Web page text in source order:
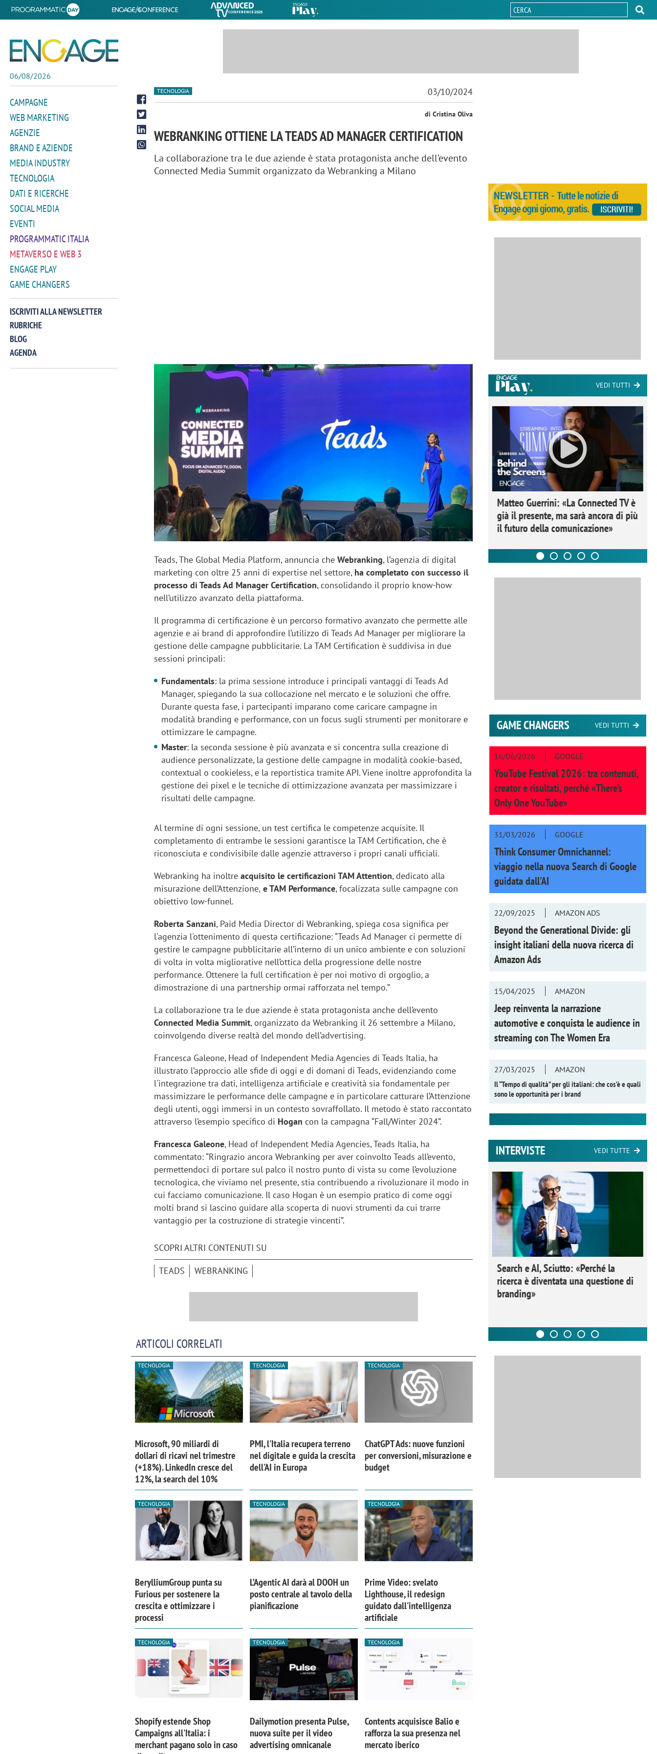
06/08/2026
CAMPAGNE
WEB MARKETING
AGENZIE
BRAND E AZIENDE
MEDIA INDUSTRY
TECNOLOGIA
DATI E RICERCHE
SOCIAL MEDIA
EVENTI
PROGRAMMATIC ITALIA
METAVERSO E WEB 3
ENGAGE PLAY
GAME CHANGERS
ISCRIVITI ALLA NEWSLETTER
RUBRICHE
BLOG
AGENDA
TECNOLOGIA 03/10/2024
di Cristina Oliva
WEBRANKING OTTIENE LA TEADS AD MANAGER CERTIFICATION
La collaborazione tra le due aziende è stata protagonista anche dell’evento
Connected Media Summit organizzato da Webranking a Milano
Teads, The Global Media Platform, annuncia cheWebranking, l’agenzia di digital
marketing con oltre 25 anni di expertise nel settore, ha completato con successo il
processo di Teads Ad Manager Certification, consolidando il proprio know-how
nell’utilizzo avanzato della piattaforma.
Il programma di certificazione è un percorso formativo avanzato che permette alle
agenzie e ai brand di approfondire l’utilizzo di Teads Ad Manager per migliorare la
gestione delle campagne pubblicitarie. La TAM Certification è suddivisa in due
sessioni principali:
Fundamentals: la prima sessione introduce i principali vantaggi di Teads Ad
Manager, spiegando la sua collocazione nel mercato e le soluzioni che offre.
Durante questa fase, i partecipanti imparano come caricare campagne in
modalità branding e performance, con un focus sugli strumenti per monitorare e
ottimizzare le campagne.
Master: la seconda sessione è più avanzata e si concentra sulla creazione di
audience personalizzate, la gestione delle campagne in modalità cookie-based,
contextual o cookieless, e la reportistica tramite API. Viene inoltre approfondita la
gestione dei pixel e le tecniche di ottimizzazione avanzata per massimizzare i
risultati delle campagne.
Al termine di ogni sessione, un test certifica le competenze acquisite. Il
completamento di entrambe le sessioni garantisce la TAM Certification, che è
riconosciuta e condivisibile dalle agenzie attraverso i propri canali ufficiali.
Webranking ha inoltreacquisito le certificazioni TAM Attention, dedicato alla
misurazione dell’Attenzione, e TAM Performance, focalizzata sulle campagne con
obiettivo low-funnel.
Roberta Sanzani, Paid Media Director di Webranking, spiega cosa significa per
l'agenzia l'ottenimento di questa certificazione: “Teads Ad Manager ci permette di
gestire le campagne pubblicitarie all’interno di un unico ambiente e con soluzioni
di volta in volta migliorative nell’ottica della progressione delle nostre
performance. Ottenere la full certification è per noi motivo di orgoglio, a
dimostrazione di una partnership ormai rafforzata nel tempo.”
La collaborazione tra le due aziende è stata protagonista anche dell’evento
Connected Media Summit, organizzato da Webranking il 26 settembre a Milano,
coinvolgendo diverse realtà del mondo dell’advertising.
Francesca Galeone, Head of Independent Media Agencies di Teads Italia, ha
illustrato l’approccio alle sfide di oggi e di domani di Teads, evidenziando come
l'integrazione tra dati, intelligenza artificiale e creatività sia fondamentale per
massimizzare le performance delle campagne e in particolare catturare l’Attenzione
degli utenti, oggi immersi in un contesto sovraffollato. Il metodo è stato raccontato
attraverso l’esempio specifico di Hogan con la campagna “Fall/Winter 2024”.
Francesca Galeone, Head of Independent Media Agencies, Teads Italia, ha
commentato: “Ringrazio ancora Webranking per aver coinvolto Teads all’evento,
permettendoci di portare sul palco il nostro punto di vista su come l’evoluzione
tecnologica, che viviamo nel presente, stia contribuendo a rivoluzionare il modo in
cui facciamo comunicazione. Il caso Hogan è un esempio pratico di come oggi
molti brand si lascino guidare alla scoperta di nuovi strumenti da cui trarre
vantaggio per la costruzione di strategie vincenti”.
SCOPRI ALTRI CONTENUTI SU
TEADS WEBRANKING
ARTICOLI CORRELATI
TECNOLOGIA
Microsoft, 90 miliardi di
dollari di ricavi nel trimestre
(+18%). LinkedIn cresce del
12%, la search del 10%
TECNOLOGIA
PMI, l'Italia recupera terreno
nel digitale e guida la crescita
dell'AI in Europa
TECNOLOGIA
ChatGPT Ads: nuove funzioni
per conversioni, misurazione e
budget
TECNOLOGIA
BerylliumGroup punta su
Furious per sostenere la
crescita e ottimizzare i
processi
TECNOLOGIA
L’Agentic AI darà al DOOH un
posto centrale al tavolo della
pianificazione
TECNOLOGIA
Prime Video: svelato
Lighthouse, il redesign
guidato dall'intelligenza
artificiale
TECNOLOGIA
Shopify estende Shop
Campaigns all'Italia: i
merchant pagano solo in caso
TECNOLOGIA
Dailymotion presenta Pulse,
nuova suite per il video
advertising omnicanale
TECNOLOGIA
Contents acquisisce Balio e
rafforza la sua presenza nel
mercato iberico
VEDI TUTTI
Manassero, Samsung Ads: «Con Total
Perez, Samsung Ads: «L'Italia è un
mercato strategico e continuerà a
crescere»
Networking agli eventi: come la
startup Kicè punta a eliminare lo
"spreco di relazioni"
Matteo Guerrini: «La Connected TV è
già il presente, ma sarà ancora di più
il futuro della comunicazione»
GAME CHANGERS VEDI TUTTI
16/06/2026 GOOGLE
YouTube Festival 2026: tra contenuti,
creator e risultati, perché «There’s
Only One YouTube»
31/03/2026 GOOGLE
Think Consumer Omnichannel:
viaggio nella nuova Search di Google
guidata dall'AI
22/09/2025 AMAZON ADS
Beyond the Generational Divide: gli
insight italiani della nuova ricerca di
Amazon Ads
15/04/2025 AMAZON
Jeep reinventa la narrazione
automotive e conquista le audience in
streaming conThe Women Era
27/03/2025
AMAZON
Il “Tempo di qualità” per gli italiani: che cos’è e quali
sono le opportunità per i brand
INTERVISTE VEDI TUTTE
comunicazione crea un brand food:
Emanuele Viora di Deloitte Digital:
«La creatività resta centrale, l’AI deve
amplificare il talento»
fenomeni: bisogna comprenderli e
Search e AI, Sciutto: «Perché la
ricerca è diventata una questione di
branding»